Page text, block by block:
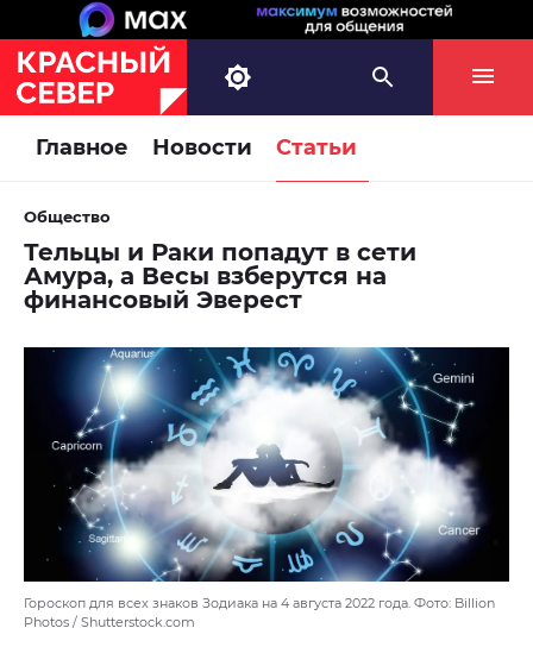
Главное Новости Статьи
Общество
Тельцы и Раки попадут в сети
Амура, а Весы взберутся на
финансовый Эверест
Гороскоп для всех знаков Зодиака на 4 августа 2022 года. Фото: Billion
Photos / Shutterstock.com